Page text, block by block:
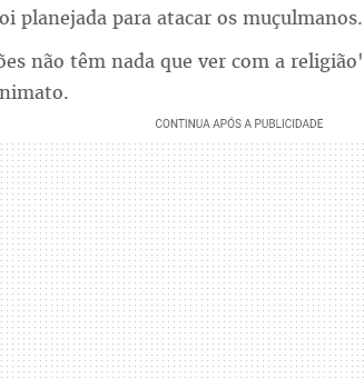
planejada para atacar os muçulmanos.
não têm nada que ver com a